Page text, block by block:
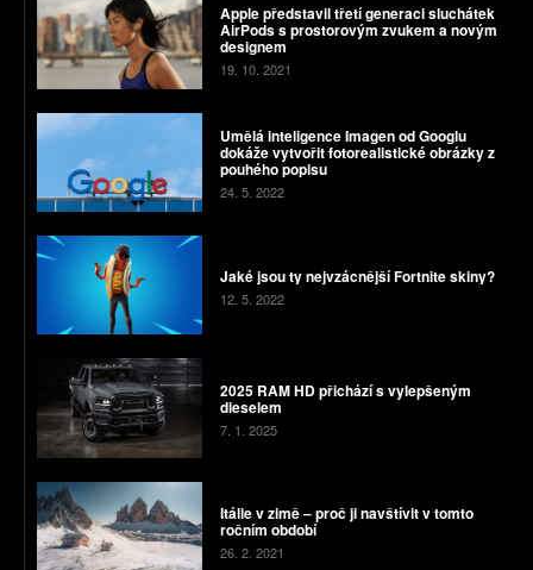
Apple představil třetí generaci sluchátek
AirPods s prostorovým zvukem a novým
designem
19. 10. 2021
Umělá inteligence Imagen od Googlu
dokáže vytvořit fotorealistické obrázky z
pouhého popisu
24. 5. 2022
Jaké jsou ty nejvzácnější Fortnite skiny?
12. 5. 2022
2025 RAM HD přichází s vylepšeným
dieselem
7. 1. 2025
Itálie v zimě – proč ji navštívit v tomto
ročním období
26. 2. 2021